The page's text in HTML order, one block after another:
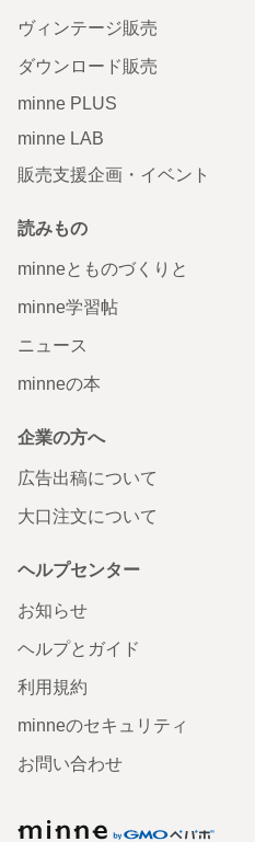
ヴィンテージ販売
ダウンロード販売
minne PLUS
minne LAB
販売支援企画・イベント
読みもの
minneとものづくりと
minne学習帖
ニュース
minneの本
企業の方へ
広告出稿について
大口注文について
ヘルプセンター
お知らせ
ヘルプとガイド
利用規約
minneのセキュリティ
お問い合わせ